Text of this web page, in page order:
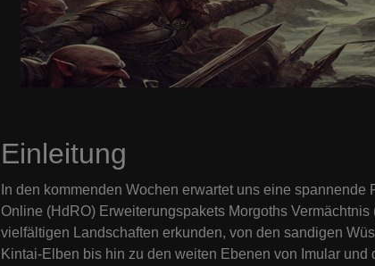
Einleitung
In den kommenden Wochen erwartet uns eine
Online (HdRO) Erweiterungspakets Morgoths
vielfältigen Landschaften erkunden, von den sandigen
Kintai-Elben bis hin zu den weiten Ebenen von Imular